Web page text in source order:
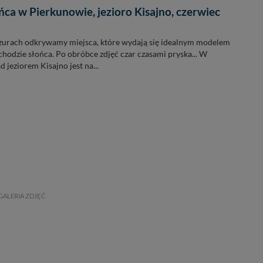
w Pierkunowie, jezioro Kisajno, czerwiec
odkrywamy miejsca, które wydają się idealnym modelem
słońca. Po obróbce zdjęć czar czasami pryska... W
jeziorem Kisajno jest na...
ZDJĘĆ